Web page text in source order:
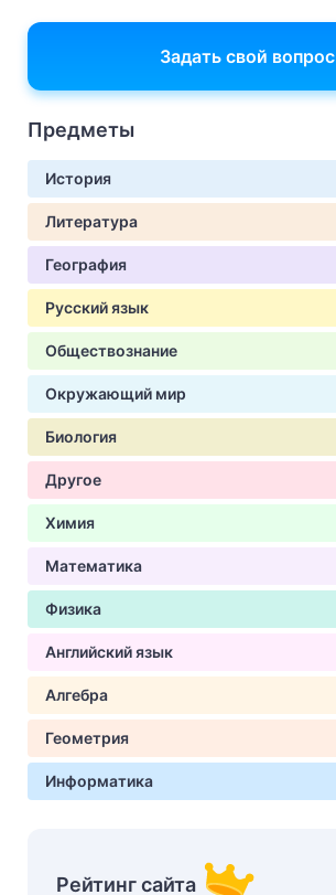
Задать свой вопрос
Предметы
История
Литература
География
Русский язык
Обществознание
Окружающий мир
Биология
Другое
Химия
Математика
Физика
Английский язык
Алгебра
Геометрия
Информатика
Рейтинг сайта